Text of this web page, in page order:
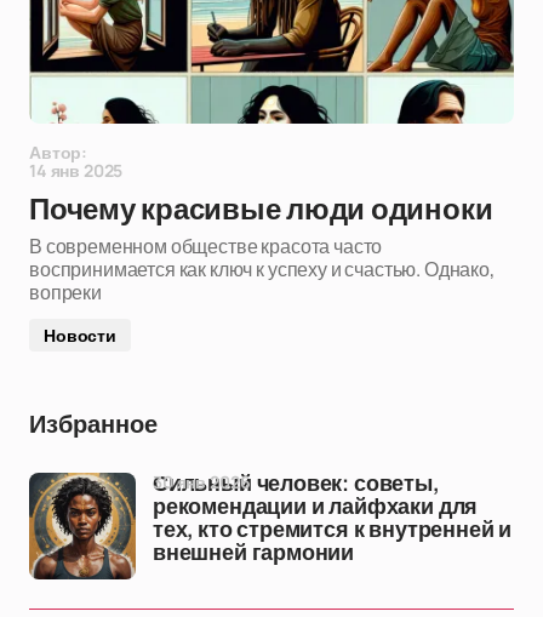
Автор:
14 янв 2025
Почему красивые люди одиноки
В современном обществе красота часто
воспринимается как ключ к успеху и счастью. Однако,
вопреки
Новости
Избранное
Сильный человек: советы,
рекомендации и лайфхаки для
тех, кто стремится к внутренней и
внешней гармонии
30 янв 2026